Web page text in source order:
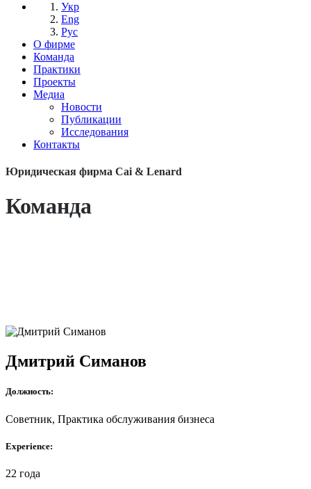
Укр
Eng
Рус
О фирме
Команда
Практики
Проекты
Медиа
Новости
Публикации
Исследования
Контакты
Юридическая фирма Cai & Lenard
Команда
Дмитрий Симанов
Должность:
Советник, Практика обслуживания бизнеса
Experience:
22 года